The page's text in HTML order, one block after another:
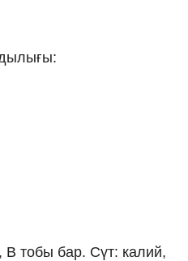
тобы бар. Сүт: калий,